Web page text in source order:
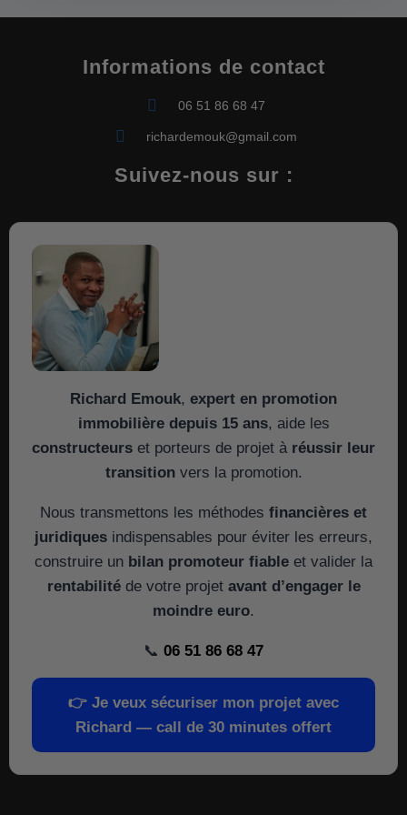
Informations de contact
06 51 86 68 47
richardemouk@gmail.com
Suivez-nous sur :
Richard Emouk, expert en promotion
immobilière depuis 15 ans, aide les
constructeurs et porteurs de projet à réussir leur
transitionvers la promotion.
Nous transmettons les méthodes financières et
juridiques indispensables pour éviter les erreurs,
construire un bilan promoteur fiable et valider la
rentabilitéde votre projet avant d’engager le
moindre euro.
📞 06 51 86 68 47
👉 Je veux sécuriser mon projet avec
Richard — call de 30 minutes offert